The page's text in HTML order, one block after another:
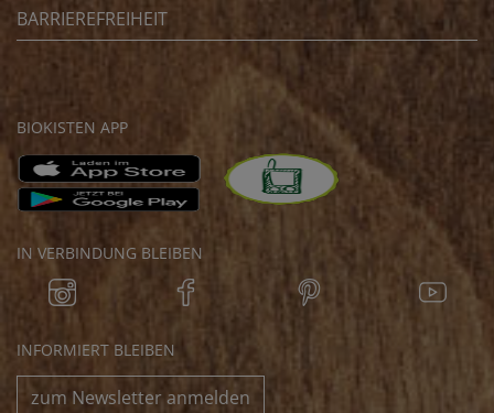
BARRIEREFREIHEIT
BIOKISTEN APP
IN VERBINDUNG BLEIBEN
INFORMIERT BLEIBEN
zum Newsletter anmelden